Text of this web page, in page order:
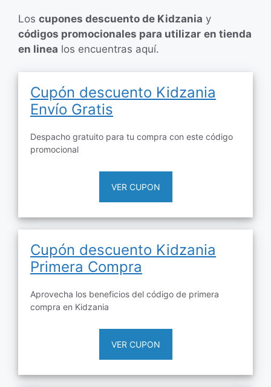
Los cupones descuento de Kidzania y
códigos promocionales para utilizar en tienda
en linea los encuentras aquí.
Cupón descuento Kidzania
Envío Gratis
Despacho gratuito para tu compra con este código
promocional
VER CUPON
Cupón descuento Kidzania
Primera Compra
Aprovecha los beneficios del código de primera
compra en Kidzania
VER CUPON